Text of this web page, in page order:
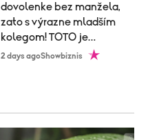
dovolenke bez manžela,
zato s výrazne mladším
kolegom! TOTO je
vysvetlenie!
2 days agoShowbiznis